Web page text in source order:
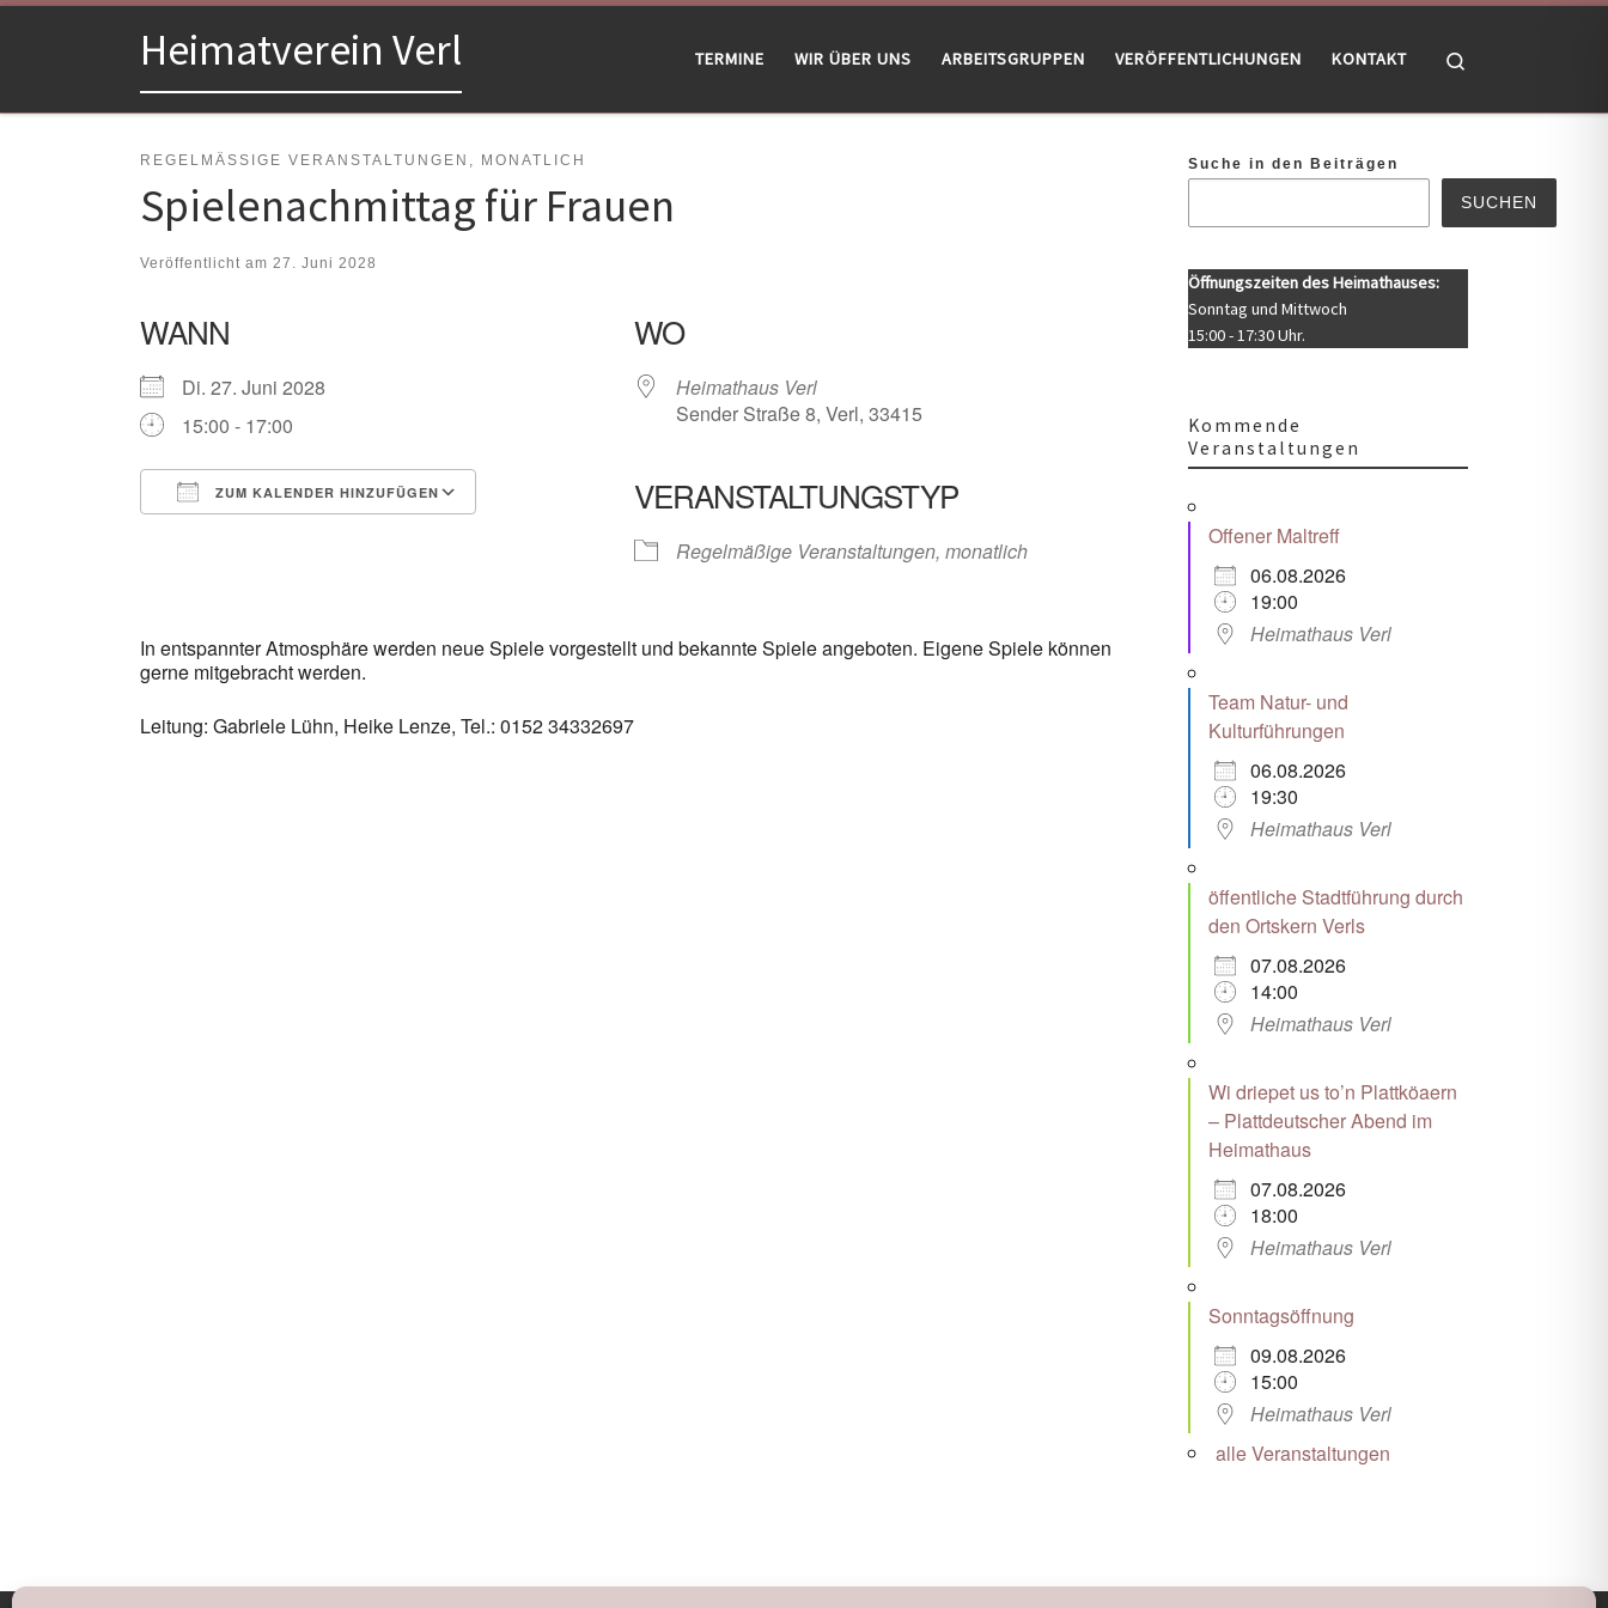
Zum Inhalt springenHeimatverein Verl TERMINE WIR ÜBER UNS ARBEITSGRUPPEN VERÖFFENTLICHUNGEN KONTAKT
REGELMÄSSIGE VERANSTALTUNGEN, MONATLICH
Spielenachmittag für Frauen
Veröffentlicht am 27. Juni 2028
WANN
Di. 27. Juni 2028
15:00 - 17:00
ZUM KALENDER HINZUFÜGEN
Google Kalender Office 365
WO
Heimathaus Verl
Sender Straße 8, Verl, 33415
VERANSTALTUNGSTYP
Regelmäßige Veranstaltungen, monatlich
In entspannter Atmosphäre werden neue Spiele vorgestellt und bekannte Spiele angeboten. Eigene Spiele können
gerne mitgebracht werden.
Leitung: Gabriele Lühn, Heike Lenze, Tel.: 0152 34332697
Suche in den Beiträgen
SUCHEN
Öffnungszeiten des Heimathauses:
Sonntag und Mittwoch
15:00 - 17:30 Uhr.
Kommende
Veranstaltungen
Offener Maltreff
06.08.2026
19:00
Heimathaus Verl
Team Natur- und
Kulturführungen
06.08.2026
19:30
Heimathaus Verl
öffentliche Stadtführung durch
den Ortskern Verls
07.08.2026
14:00
Heimathaus Verl
Wi driepet us to’n Plattköaern
– Plattdeutscher Abend im
Heimathaus
07.08.2026
18:00
Heimathaus Verl
Sonntagsöffnung
09.08.2026
15:00
Heimathaus Verl
alle Veranstaltungen